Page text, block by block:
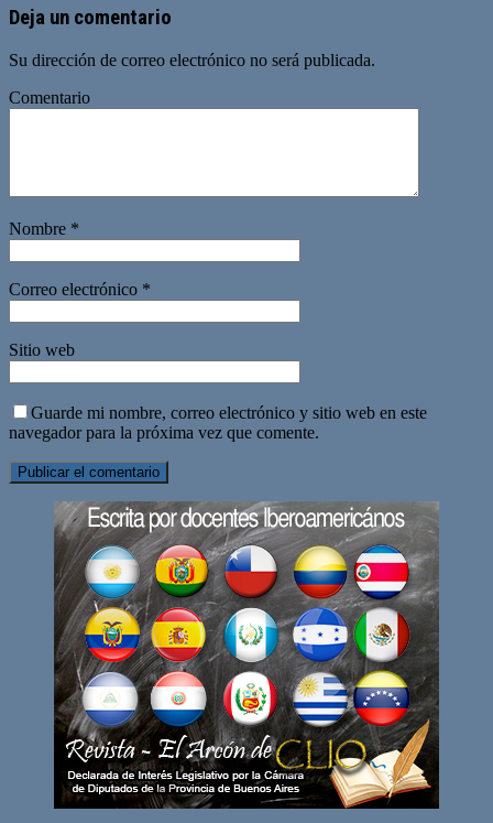
Deja un comentario
Su dirección de correo electrónico no será publicada.
Comentario
Nombre *
Correo electrónico *
Sitio web
Guarde mi nombre, correo electrónico y sitio web en este
navegador para la próxima vez que comente.